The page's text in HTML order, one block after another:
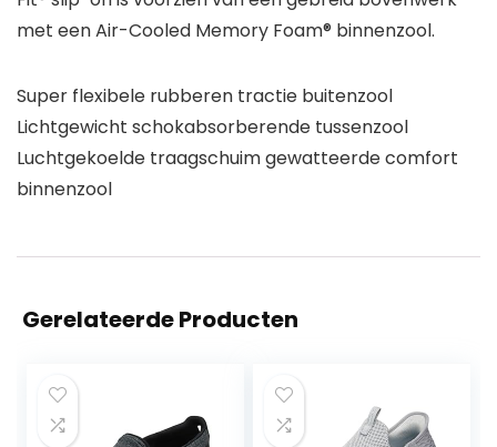
met een Air-Cooled Memory Foam® binnenzool.
Super flexibele rubberen tractie buitenzool
Lichtgewicht schokabsorberende tussenzool
Luchtgekoelde traagschuim gewatteerde comfort
binnenzool
Gerelateerde Producten